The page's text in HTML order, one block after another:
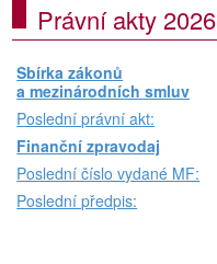
Právní akty 2026
Sbírka zákonů
a mezinárodních smluv
Poslední právní akt:
Finanční zpravodaj
Poslední číslo vydané MF:
Poslední předpis: